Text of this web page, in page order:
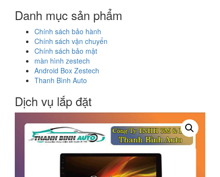
Danh mục sản phẩm
Chính sách bảo hành
Chính sách vận chuyển
Chính sách bảo mật
màn hình zestech
Android Box Zestech
Thanh Bình Auto
Dịch vụ lắp đặt